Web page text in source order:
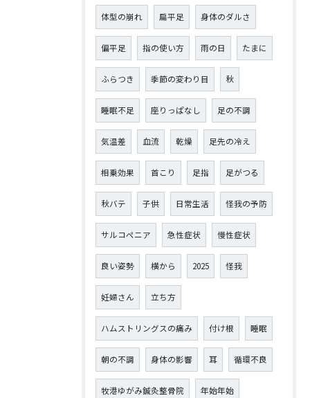
体型の崩れ 扁平足 身体のダルさ
偏平足 指の使い方 雨の日 たまに
ふらつき 季節の変わり目 秋
睡眠不足 座りっぱなし 足の不調
気温差 血流 乾燥 足先の冷え
相乗効果 首こり 足指 足がつる
秋バテ 子供 日常生活 怪我の予防
サルコペニア 急性症状 慢性症状
良い姿勢 横から 2025 怪我
妊婦さん 立ち方
ハムストリングスの痛み 付け根 睡眠
朝の不調 身体の影響 耳 循環不良
牧港ゆがみ鍼灸整骨院 年始年始